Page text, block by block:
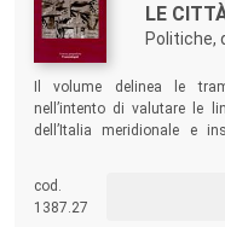
LE
Politiche,
Il volume delinea le
nell’intento di valutare le
dell’Italia meridionale e
europeo. L’attenzione è
caratterizzano singole
anni, degli attori protagonisti
cod.
1387.27